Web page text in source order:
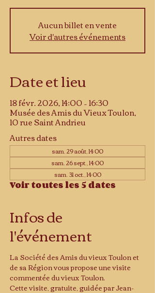
Aucun billet en vente
Voir d'autres événements
Date et lieu
18 févr. 2026, 14:00 – 16:30
Musée des Amis du Vieux Toulon,
10 rue Saint Andrieu
Autres dates
sam. 29 août, 14:00
sam. 26 sept., 14:00
sam. 31 oct., 14:00
Voir toutes les 5 dates
Infos de
l'événement
La Société des Amis du vieux Toulon et
de sa Région vous propose une visite
commentée du vieux Toulon.
Cette visite, gratuite, guidée par Jean-